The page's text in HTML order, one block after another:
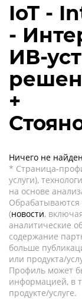
IoT -
-
ИВ-
+
Ничего не
* Страница-
услуги),
на основе
Обрабатываются
(новости,
аналитические
содержание
больше
или продукта/
Профиль может
информацией, в
продукте/услуге.